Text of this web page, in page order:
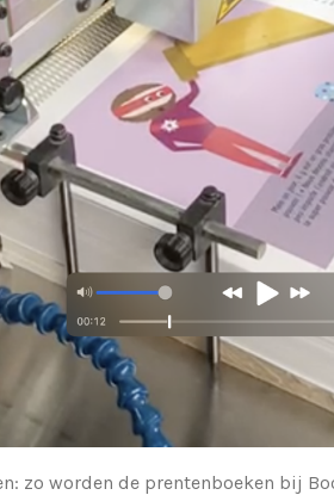
zo worden de prentenboeken bij